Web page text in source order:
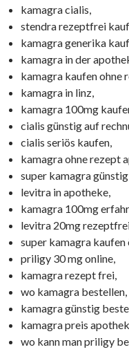
kamagra cialis,
stendra rezeptfrei
kamagra generika
kamagra in der
kamagra kaufen ohne
kamagra in linz,
kamagra 100mg
cialis günstig auf
cialis seriös kaufen,
kamagra ohne rezept
super kamagra
levitra in apotheke,
kamagra 100mg
levitra 20mg
super kamagra kaufen
priligy 30 mg online,
kamagra rezept frei,
wo kamagra bestellen,
kamagra günstig
kamagra preis
wo kann man priligy